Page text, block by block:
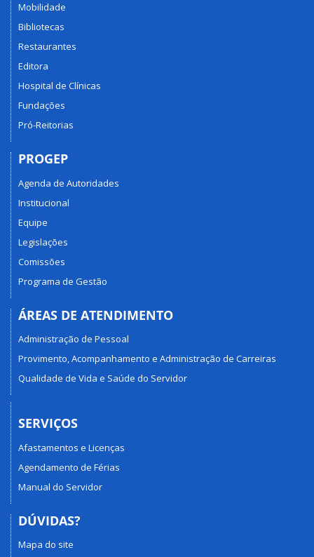
Mobilidade
Bibliotecas
Restaurantes
Editora
Hospital de Clínicas
Fundações
Pró-Reitorias
PROGEP
Agenda de Autoridades
Institucional
Equipe
Legislações
Comissões
Programa de Gestão
ÁREAS DE ATENDIMENTO
Administração de Pessoal
Provimento, Acompanhamento e Administração de Carreiras
Qualidade de Vida e Saúde do Servidor
SERVIÇOS
Afastamentos e Licenças
Agendamento de Férias
Manual do Servidor
DÚVIDAS?
Mapa do site